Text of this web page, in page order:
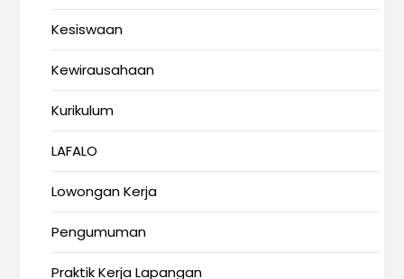
Kesiswaan
Kewirausahaan
Kurikulum
LAFALO
Lowongan Kerja
Pengumuman
Praktik Kerja Lapangan